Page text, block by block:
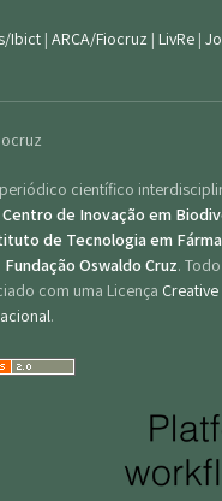
Ibict | ARCA/Fiocruz | LivRe |
periódico científico
Centro de Inovação em
de Tecnologia em
Fundação Oswaldo Cruz.
com uma Licença
.